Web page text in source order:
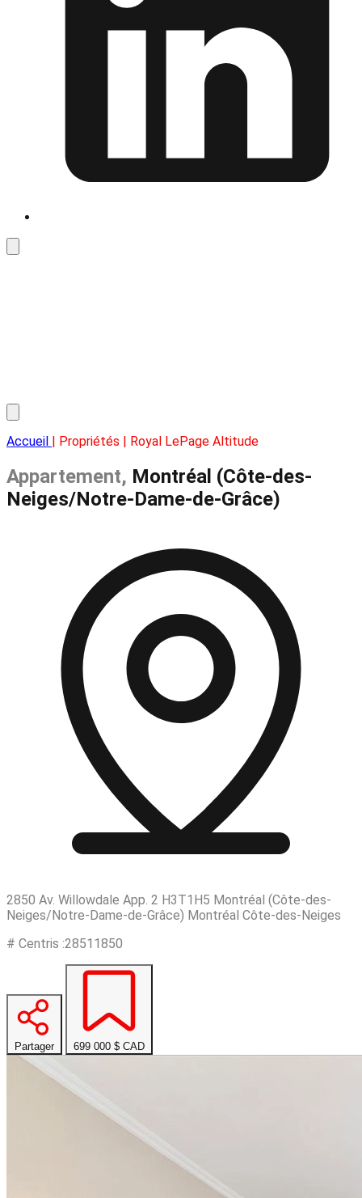
Accueil | Propriétés | Royal LePage Altitude
Appartement, Montréal (Côte-des-
Neiges/Notre-Dame-de-Grâce)
2850 Av. Willowdale App. 2 H3T1H5 Montréal (Côte-des-
Neiges/Notre-Dame-de-Grâce) Montréal Côte-des-Neiges
# Centris :28511850
Partager 699 000 $ CAD